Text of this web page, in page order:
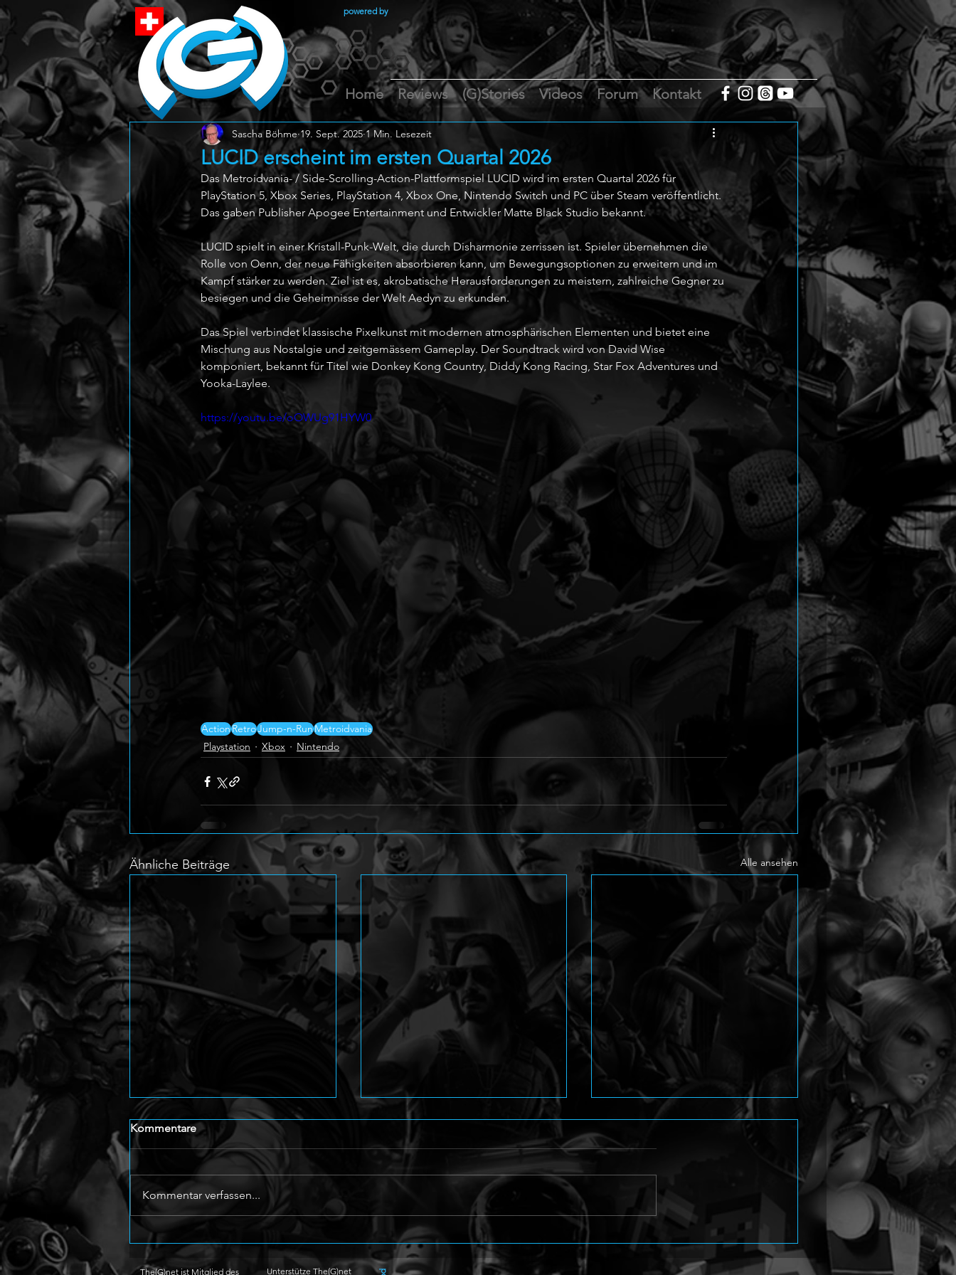
powered by
Home Reviews (G)Stories Videos Forum Kontakt
LUCID erscheint im ersten Quartal 2026
Sascha Böhme 19. Sept. 2025 1 Min. Lesezeit
Das Metroidvania- / Side-Scrolling-Action-Plattformspiel LUCID wird im ersten Quartal 2026 für
PlayStation 5, Xbox Series, PlayStation 4, Xbox One, Nintendo Switch und PC über Steam veröffentlicht.
Das gaben Publisher Apogee Entertainment und Entwickler Matte Black Studio bekannt.
LUCID spielt in einer Kristall-Punk-Welt, die durch Disharmonie zerrissen ist. Spieler übernehmen die
Rolle von Oenn, der neue Fähigkeiten absorbieren kann, um Bewegungsoptionen zu erweitern und im
Kampf stärker zu werden. Ziel ist es, akrobatische Herausforderungen zu meistern, zahlreiche Gegner zu
besiegen und die Geheimnisse der Welt Aedyn zu erkunden.
Das Spiel verbindet klassische Pixelkunst mit modernen atmosphärischen Elementen und bietet eine
Mischung aus Nostalgie und zeitgemässem Gameplay. Der Soundtrack wird von David Wise
komponiert, bekannt für Titel wie Donkey Kong Country, Diddy Kong Racing, Star Fox Adventures und
Yooka-Laylee.
https://youtu.be/oOWUg91HYW0
ActionRetroJump-n-RunMetroidvania
Playstation
Xbox Nintendo
Ähnliche Beiträge Alle ansehen
Angelic: Dark Symphony mit
düsterem Teaser angekündigt
Beaten Path erscheint 2027
für Konsolen und PC
Vorbestellungen starten am
12. August
Kommentare
Kommentar verfassen...
The(G)net ist Mitglied des Unterstütze The(G)net